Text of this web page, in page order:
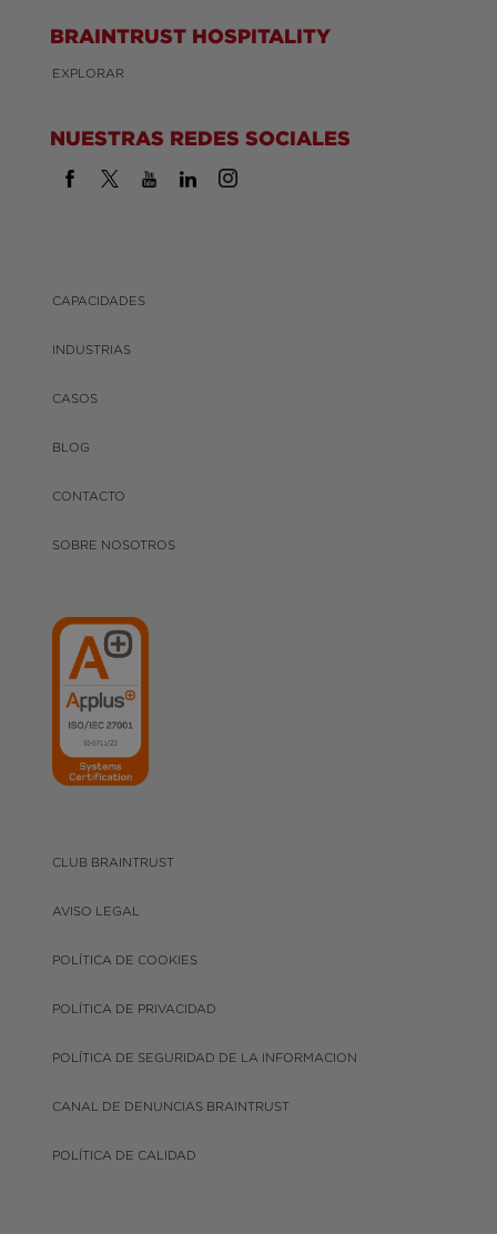
BRAINTRUST HOSPITALITY
EXPLORAR
NUESTRAS REDES SOCIALES
CAPACIDADES
INDUSTRIAS
CASOS
BLOG
CONTACTO
SOBRE NOSOTROS
CLUB BRAINTRUST
AVISO LEGAL
POLÍTICA DE COOKIES
POLÍTICA DE PRIVACIDAD
POLÍTICA DE SEGURIDAD DE LA INFORMACION
CANAL DE DENUNCIAS BRAINTRUST
POLÍTICA DE CALIDAD